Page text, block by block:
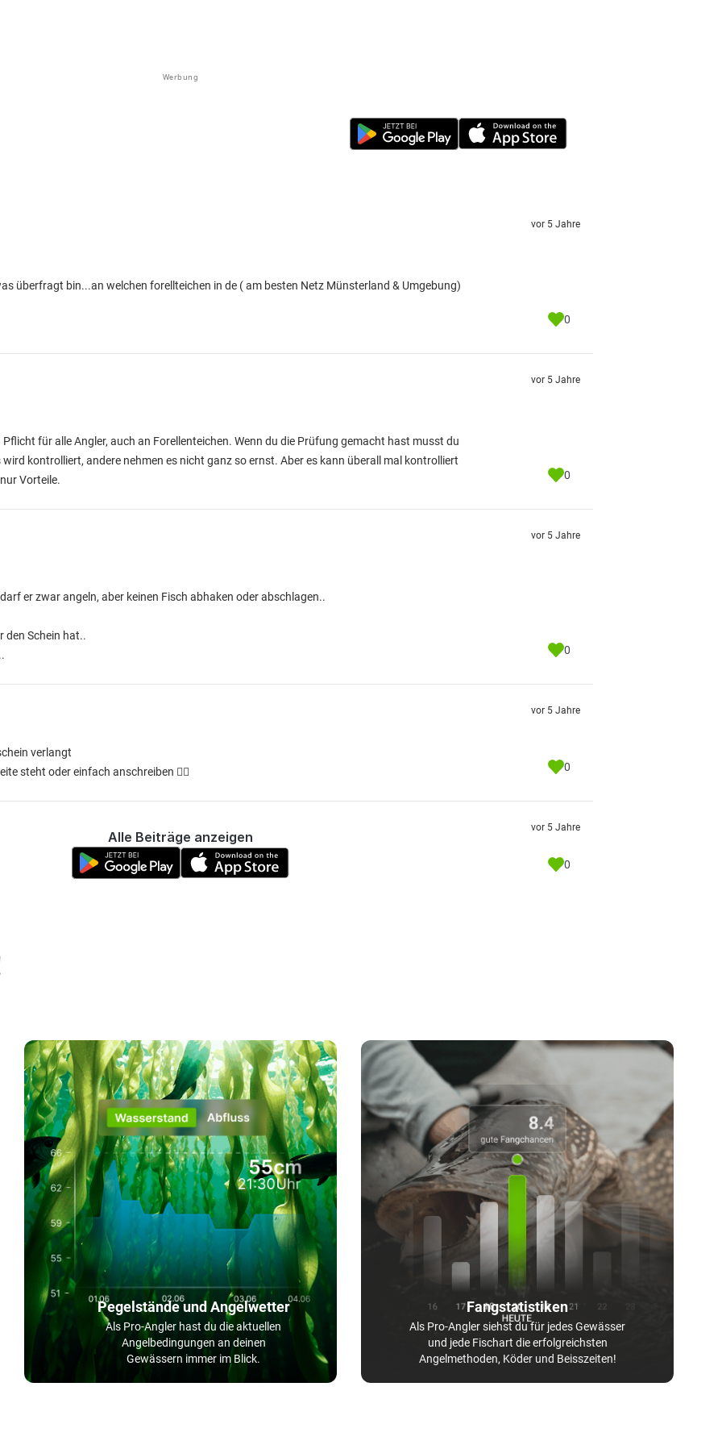
Werbung
überfragt bin...an welchen forellteichen in de ( am besten Netz Münsterland & Umgebung)
vor 5 Jahre
0
für alle Angler, auch an Forellenteichen. Wenn du die Prüfung gemacht hast musst du
kontrolliert, andere nehmen es nicht ganz so ernst. Aber es kann überall mal kontrolliert
Vorteile.
vor 5 Jahre
0
er zwar angeln, aber keinen Fisch abhaken oder abschlagen..
den Schein hat..
vor 5 Jahre
0
verlangt
steht oder einfach anschreiben ✌🏽
vor 5 Jahre
0
vor 5 Jahre
0
Alle Beiträge anzeigen
Pegelstände und Angelwetter
Als Pro-Angler hast du die aktuellen
Angelbedingungen an deinen
Gewässern immer im Blick.
Fangstatistiken
Als Pro-Angler siehst du für jedes Gewässer
und jede Fischart die erfolgreichsten
Angelmethoden, Köder und Beisszeiten!